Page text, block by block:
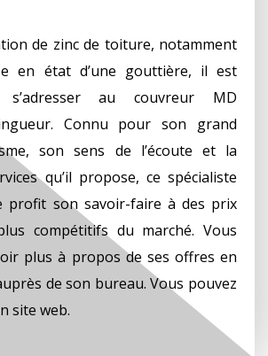
de zinc de toiture, notamment
en état d’une gouttière, il est
au couvreur MD
Connu pour son grand
son sens de l’écoute et la
qu’il propose, ce spécialiste
profit son savoir-faire à des prix
compétitifs du marché. Vous
plus à propos de ses offres en
de son bureau. Vous pouvez
site web.